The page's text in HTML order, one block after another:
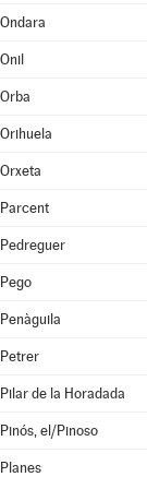
Ondara
Onil
Orba
Orihuela
Orxeta
Parcent
Pedreguer
Pego
Penàguila
Petrer
Pilar de la Horadada
Pinós, el/Pinoso
Planes